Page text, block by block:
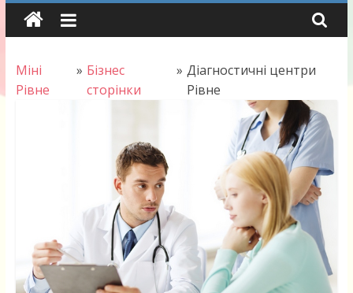
Skip
Міні
Рівне
» Бізнес
сторінки
» Діагностичні центри
Рівне